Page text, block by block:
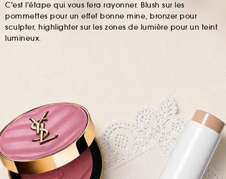
C'est l'étape qui vous fera rayonner. Blush sur les
pommettes pour un effet bonne mine, bronzer pour
sculpter, highlighter sur les zones de lumière pour un teint
lumineux.